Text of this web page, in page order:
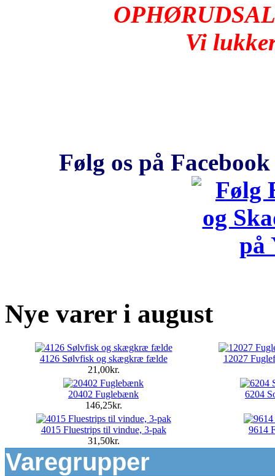
Vi
Følg os på
Nye varer i august
4126 Sølvfisk og skægkræ fælde
21,00kr.
12027
20402 Fuglebænk
146,25kr.
6204
4015 Fluestrips til vindue, 3-pak
31,50kr.
9614
Varegrupper